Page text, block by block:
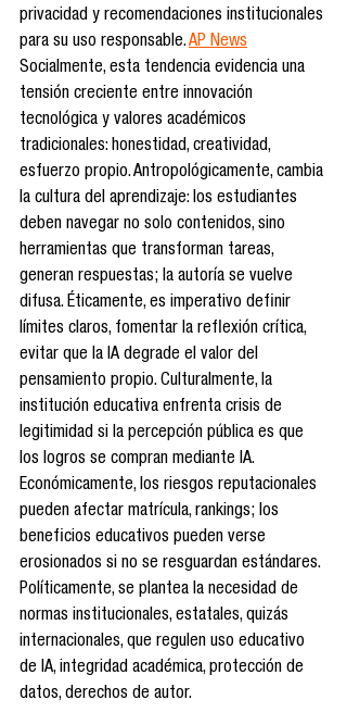
privacidad y recomendaciones institucionales
para su uso responsable. AP News
Socialmente, esta tendencia evidencia una
tensión creciente entre innovación
tecnológica y valores académicos
tradicionales: honestidad, creatividad,
esfuerzo propio. Antropológicamente, cambia
la cultura del aprendizaje: los estudiantes
deben navegar no solo contenidos, sino
herramientas que transforman tareas,
generan respuestas; la autoría se vuelve
difusa. Éticamente, es imperativo definir
límites claros, fomentar la reflexión crítica,
evitar que la IA degrade el valor del
pensamiento propio. Culturalmente, la
institución educativa enfrenta crisis de
legitimidad si la percepción pública es que
los logros se compran mediante IA.
Económicamente, los riesgos reputacionales
pueden afectar matrícula, rankings; los
beneficios educativos pueden verse
erosionados si no se resguardan estándares.
Políticamente, se plantea la necesidad de
normas institucionales, estatales, quizás
internacionales, que regulen uso educativo
de IA, integridad académica, protección de
datos, derechos de autor.